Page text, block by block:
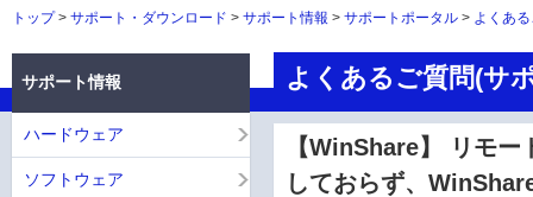
トップ サポート・ダウンロード サポート情報 サポートポータル よくあ
よくあるご質問(サ
【WinShare】 リモ
しておらず、
サポート情報
ハードウェア
ソフトウェア